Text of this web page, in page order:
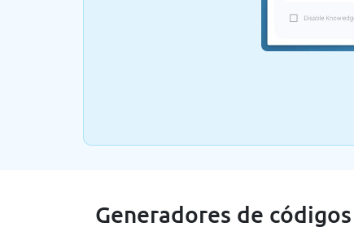
Generadores de códigos